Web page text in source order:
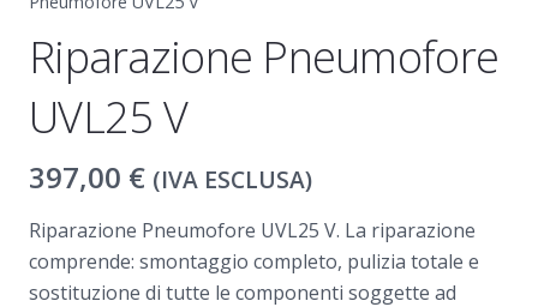
Riparazione Pneumofore
UVL25 V
397,00 € (IVA ESCLUSA)
Riparazione Pneumofore UVL25 V. La riparazione
comprende: smontaggio completo, pulizia totale e
sostituzione di tutte le componenti soggette ad